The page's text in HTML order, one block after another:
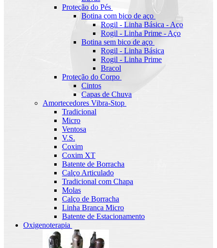
Proteção do Pés
Botina com bico de aço
Rogil - Linha Básica - Aço
Rogil - Linha Prime - Aço
Botina sem bico de aço
Rogil - Linha Básica
Rogil - Linha Prime
Bracol
Proteção do Corpo
Cintos
Capas de Chuva
Amortecedores Vibra-Stop
Tradicional
Micro
Ventosa
V.S.
Coxim
Coxim XT
Batente de Borracha
Calço Articulado
Tradicional com Chapa
Molas
Calço de Borracha
Linha Branca Micro
Batente de Estacionamento
Oxigenoterapia